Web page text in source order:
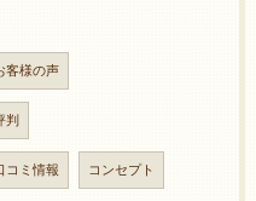
客様の声
判
コミ情報 コンセプト